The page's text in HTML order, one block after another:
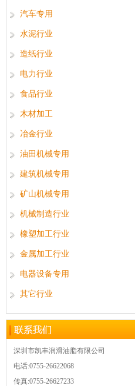
汽车专用
水泥行业
造纸行业
电力行业
食品行业
木材加工
冶金行业
油田机械专用
建筑机械专用
矿山机械专用
机械制造行业
橡塑加工行业
金属加工行业
电器设备专用
其它行业
深圳市凯丰润滑油脂有限公司
电话:0755-26622068
传真:0755-26627233